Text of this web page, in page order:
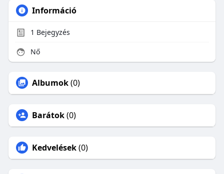
Információ
1 Bejegyzés
Nő
Albumok(0)
Barátok(0)
Kedvelések(0)